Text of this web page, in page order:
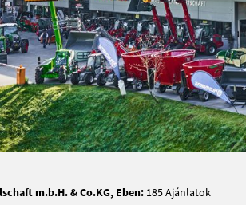
m.b.H. & Co.KG, Eben: 185 Ajánlatok